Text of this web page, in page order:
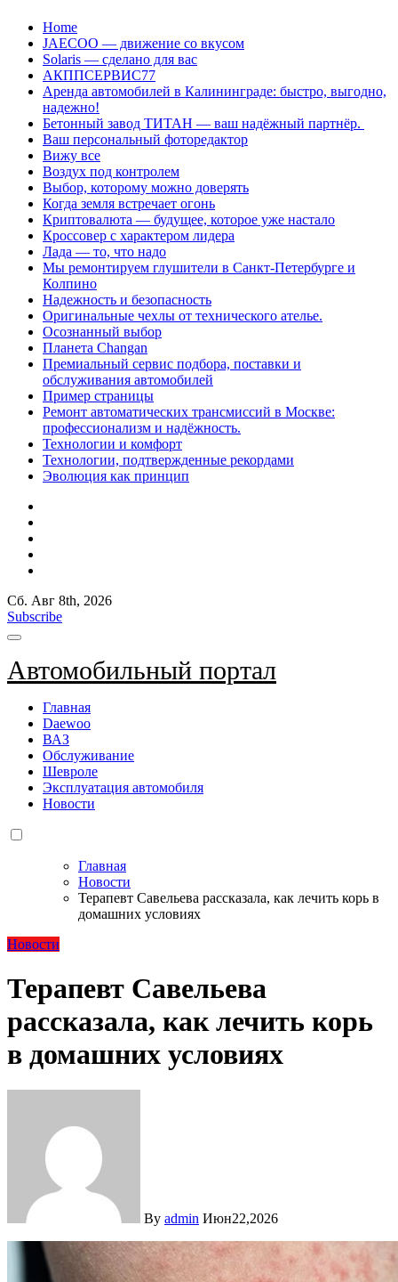
Перейти
содержанию
Home
JAECOO — движение со вкусом
Solaris — сделано для вас
АКППСЕРВИС77
Аренда автомобилей в Калининграде: быстро, выгодно,
надежно!
Бетонный завод ТИТАН — ваш надёжный партнёр.
Ваш персональный фоторедактор
Вижу все
Воздух под контролем
Выбор, которому можно доверять
Когда земля встречает огонь
Криптовалюта — будущее, которое уже настало
Кроссовер с характером лидера
Лада — то, что надо
Мы ремонтируем глушители в Санкт-Петербурге и
Колпино
Надежность и безопасность
Оригинальные чехлы от технического ателье.
Осознанный выбор
Планета Changan
Премиальный сервис подбора, поставки и
обслуживания автомобилей
Пример страницы
Ремонт автоматических трансмиссий в Москве:
профессионализм и надёжность.
Технологии и комфорт
Технологии, подтвержденные рекордами
Эволюция как принцип
Сб. Авг 8th, 2026
Subscribe
Автомобильный портал
Главная
Daewoo
ВАЗ
Обслуживание
Шевроле
Эксплуатация автомобиля
Новости
Главная
Новости
Терапевт Савельева рассказала, как лечить корь в
домашних условиях
Новости
Терапевт Савельева
рассказала, как лечить корь
в домашних условиях
By admin Июн22,2026